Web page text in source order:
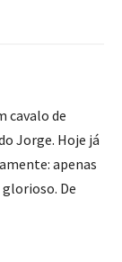
cavalo de
Jorge. Hoje já
apenas
De